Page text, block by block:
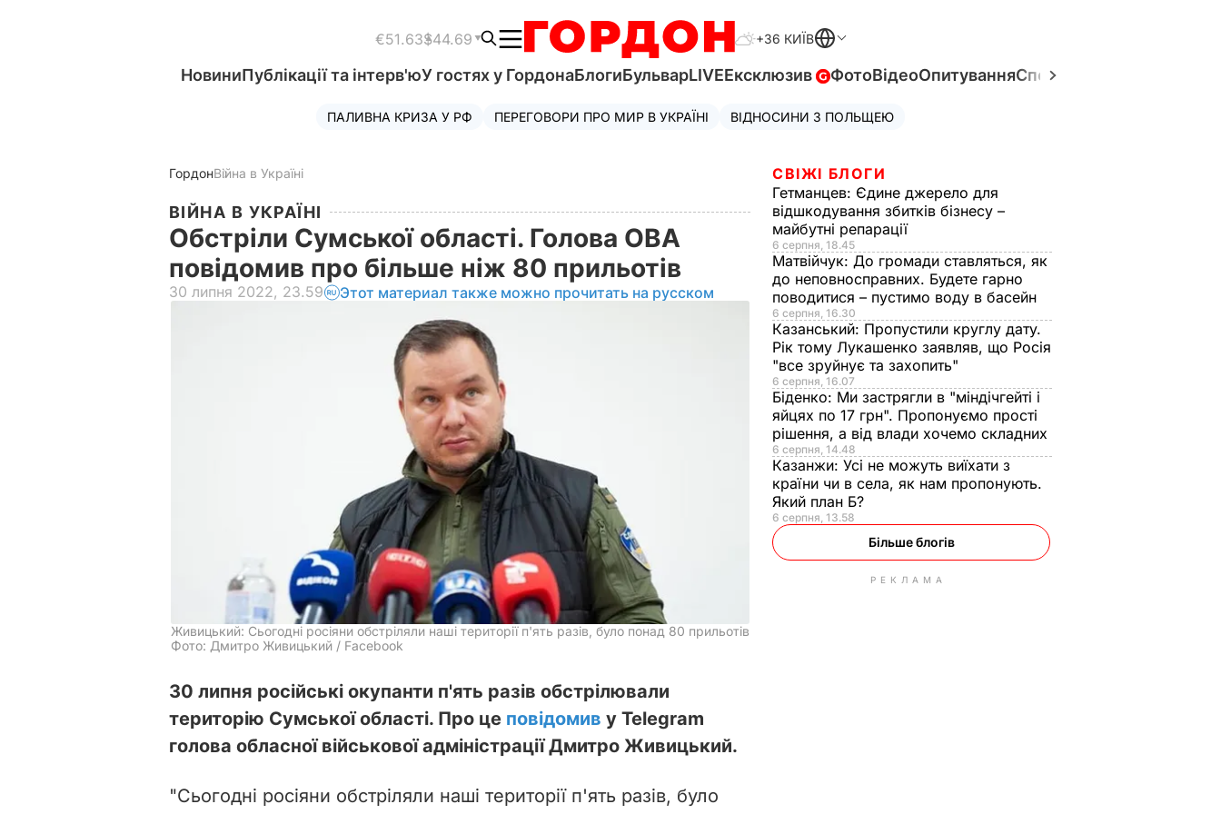
€51.63$44.69 +36 КИЇВ
НовиниПублікації та інтерв'юУ гостях у ГордонаБлогиБульварLIVEЕксклюзив ФотоВідеоОпитуванняСпецпроєкти
ПАЛИВНА КРИЗА У РФ ПЕРЕГОВОРИ ПРО МИР В УКРАЇНІ ВІДНОСИНИ З ПОЛЬЩЕЮ
ГордонВійна в Україні
ВІЙНА В УКРАЇНІ
Обстріли Сумської області. Голова ОВА
повідомив про більше ніж 80 прильотів
30 липня 2022, 23.59 Этот материал также можно прочитать на русском
Живицький: Сьогодні росіяни обстріляли наші території п'ять разів, було понад 80 прильотів
Фото: Дмитро Живицький / Facebook
30 липня російські окупанти п'ять разів обстрілювали
територію Сумської області. Про це повідомив у Telegram
голова обласної військової адміністрації Дмитро Живицький.
"Сьогодні росіяни обстріляли наші території п'ять разів, було
СВІЖІ БЛОГИ
Гетманцев: Єдине джерело для
відшкодування збитків бізнесу –
майбутні репарації
6 серпня, 18.45
Матвійчук: До громади ставляться, як
до неповносправних. Будете гарно
поводитися – пустимо воду в басейн
6 серпня, 16.30
Казанський: Пропустили круглу дату.
Рік тому Лукашенко заявляв, що Росія
"все зруйнує та захопить"
6 серпня, 16.07
Біденко: Ми застрягли в "міндічгейті і
яйцях по 17 грн". Пропонуємо прості
рішення, а від влади хочемо складних
6 серпня, 14.48
Казанжи: Усі не можуть виїхати з
країни чи в села, як нам пропонують.
Який план Б?
6 серпня, 13.58
Більше блогів
РЕКЛАМА